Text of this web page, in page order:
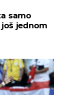
samo
jednom